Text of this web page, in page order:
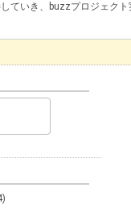
ていき、buzzプロジェク